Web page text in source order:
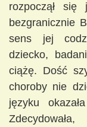
rozpoczął się
bezgranicznie
sens jej
dziecko,
ciążę. Dość
choroby nie
języku